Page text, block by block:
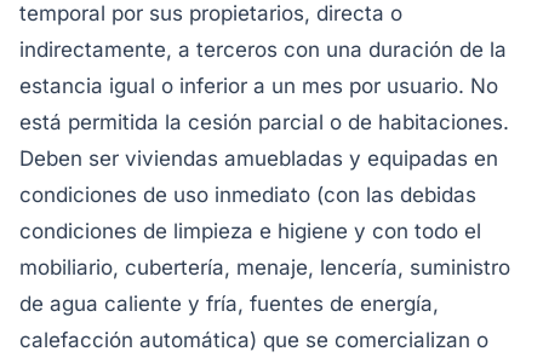
temporal por sus propietarios, directa o
indirectamente, a terceros con una duración de la
estancia igual o inferior a un mes por usuario. No
está permitida la cesión parcial o de habitaciones.
Deben ser viviendas amuebladas y equipadas en
condiciones de uso inmediato (con las debidas
condiciones de limpieza e higiene y con todo el
mobiliario, cubertería, menaje, lencería, suministro
de agua caliente y fría, fuentes de energía,
calefacción automática) que se comercializan o